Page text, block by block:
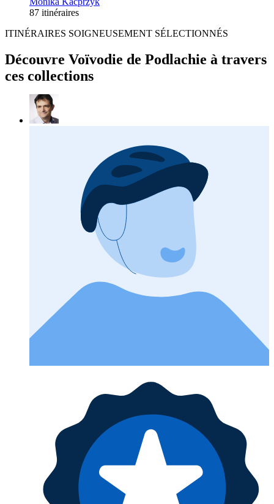
87 itinéraires
ITINÉRAIRES SOIGNEUSEMENT SÉLECTIONNÉS
Découvre Voïvodie de Podlachie à travers
ces collections